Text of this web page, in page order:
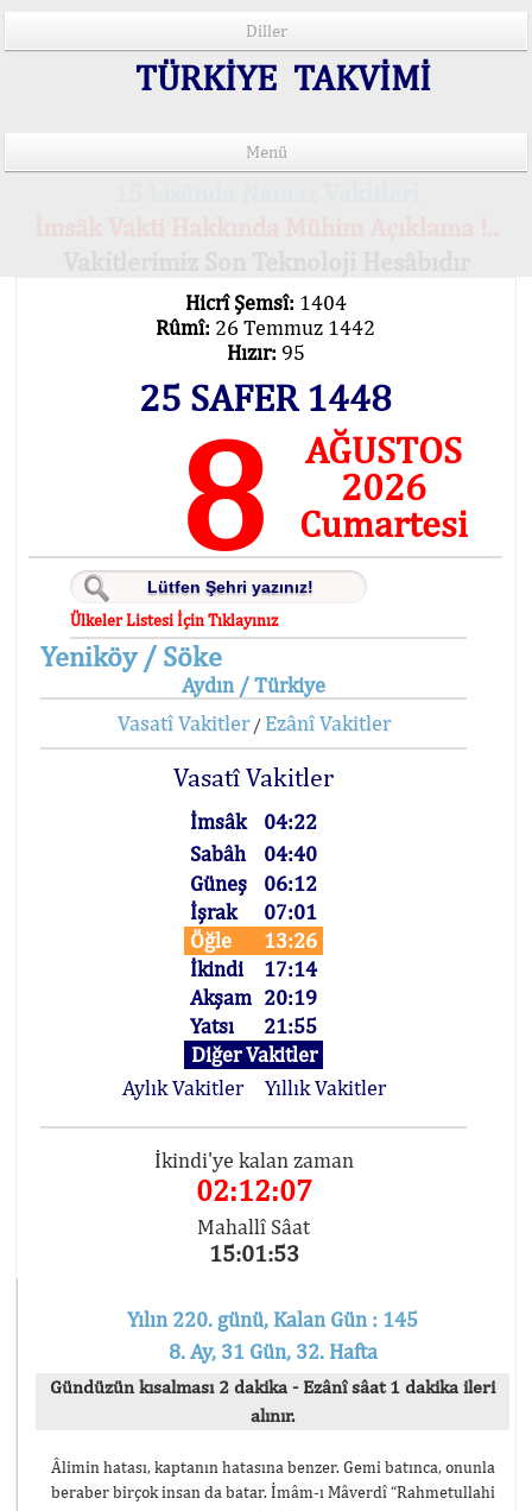
Diller
TÜRKİYE TAKVİMİ
Menü
Hicrî Şemsî: 1404
Rûmî: 26 Temmuz 1442
Hızır: 95
25 SAFER 1448
8
AĞUSTOS
2026
Cumartesi
Ülkeler Listesi İçin Tıklayınız
Yeniköy / Söke
Aydın / Türkiye
Vasatî Vakitler/ Ezânî Vakitler
Vasatî Vakitler
İmsâk
04:22
Sabâh
04:40
Güneş
06:12
İşrak
07:01
Öğle
13:26
İkindi
17:14
Akşam 20:19
Yatsı
21:55
Diğer Vakitler
Aylık Vakitler
Yıllık Vakitler
İkindi'ye kalan zaman
02:12:07
Mahallî Sâat
15:01:53
Yılın 220. günü, Kalan Gün : 145
8. Ay, 31 Gün, 32. Hafta
Gündüzün kısalması 2 dakika - Ezânî sâat 1 dakika ileri
alınır.
Âlimin hatası, kaptanın hatasına benzer. Gemi batınca, onunla
beraber birçok insan da batar. İmâm-ı Mâverdî “Rahmetullahi